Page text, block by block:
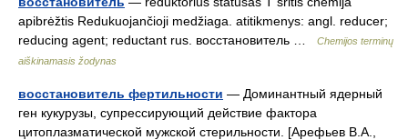
apibrėžtis Redukuojančioji medžiaga. atitikmenys: angl. reducer;
reducing agent; reductant rus. восстановитель …
Chemijos terminų
aiškinamasis žodynas
восстановитель фертильности — Доминантный ядерный
ген кукурузы, супрессирующий действие фактора
цитоплазматической мужской стерильности. [Арефьев В.А.,